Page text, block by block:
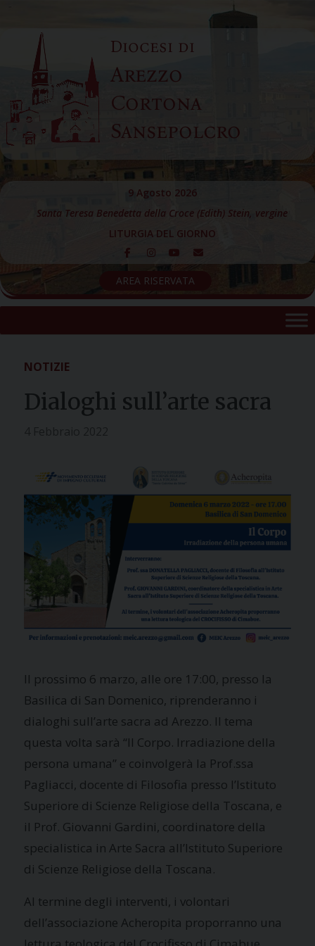
content
Diocesi di
Arezzo
Cortona
Sansepolcro
9 Agosto 2026
Santa Teresa Benedetta della Croce (Edith) Stein, vergine
LITURGIA DEL GIORNO
AREA RISERVATA
NOTIZIE
Dialoghi sull’arte sacra
Il prossimo 6 marzo, alle ore 17:00, presso la
Basilica di San Domenico, riprenderanno i
dialoghi sull’arte sacra ad Arezzo. Il tema
questa volta sarà “Il Corpo. Irradiazione della
persona umana” e coinvolgerà la Prof.ssa
Pagliacci, docente di Filosofia presso l’Istituto
Superiore di Scienze Religiose della Toscana, e
il Prof. Giovanni Gardini, coordinatore della
specialistica in Arte Sacra all’Istituto Superiore
di Scienze Religiose della Toscana.
Al termine degli interventi, i volontari
dell’associazione Acheropita proporranno una